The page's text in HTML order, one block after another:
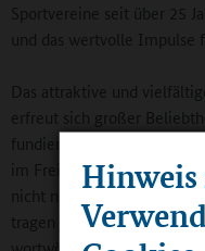
Sportvereine seit über 25
und das wertvolle Impulse
Das attraktive und
erfreut sich großer
fundierten und
im Freistaat. „Unsere
nicht nur den Sportsgeist
tragen auch dazu bei,